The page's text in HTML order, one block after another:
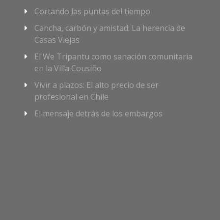
Cortando las puntas del tiempo
Cancha, carbón y amistad: La herencia de
Casas Viejas
El We Tripantu como sanación comunitaria
en la Villa Cousiño
Vivir a plazos: El alto precio de ser
profesional en Chile
El mensaje detrás de los embargos